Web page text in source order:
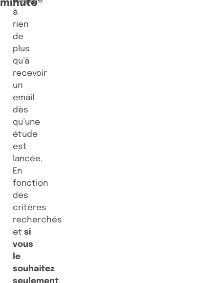
minute
à
rien
de
plus
qu’à
recevoir
un
email
dès
qu’une
étude
est
lancée.
En
fonction
des
critères
recherchés
et si
vous
le
souhaitez
seulement,